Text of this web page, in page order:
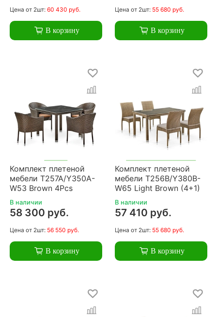
Цена от 2шт: 60 430 руб.
В корзину
Цена от 2шт: 55 680 руб.
В корзину
Комплект плетеной
мебели T257A/Y350A-
W53 Brown 4Pcs
В наличии
58 300 руб.
Цена от 2шт: 56 550 руб.
В корзину
Комплект плетеной
мебели T256B/Y380B-
W65 Light Brown (4+1)
В наличии
57 410 руб.
Цена от 2шт: 55 680 руб.
В корзину